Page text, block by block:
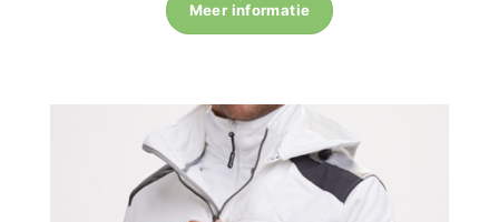
Meer informatie